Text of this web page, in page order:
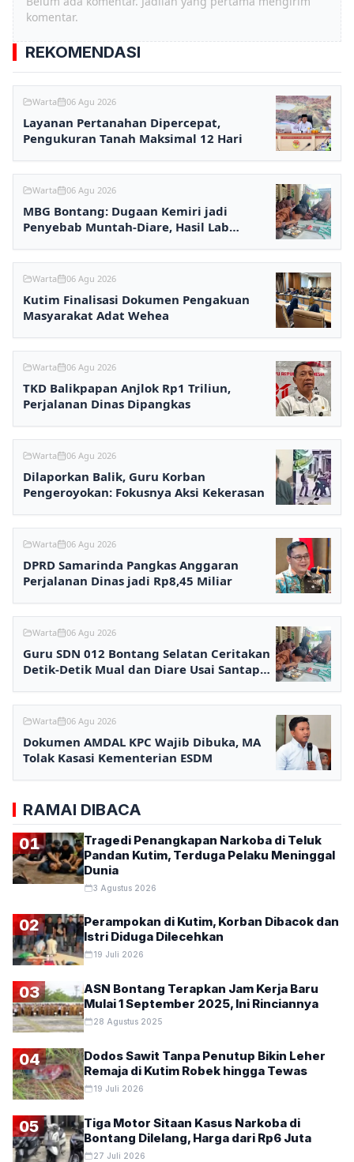
komentar.
REKOMENDASI
Warta 06 Agu 2026
Layanan Pertanahan Dipercepat,
Pengukuran Tanah Maksimal 12 Hari
Warta 06 Agu 2026
MBG Bontang: Dugaan Kemiri jadi
Penyebab Muntah-Diare, Hasil Lab
Warta 06 Agu 2026
Kutim Finalisasi Dokumen Pengakuan
Masyarakat Adat Wehea
Warta 06 Agu 2026
TKD Balikpapan Anjlok Rp1 Triliun,
Perjalanan Dinas Dipangkas
Warta 06 Agu 2026
Dilaporkan Balik, Guru Korban
Pengeroyokan: Fokusnya Aksi Kekerasan
Warta 06 Agu 2026
DPRD Samarinda Pangkas Anggaran
Perjalanan Dinas jadi Rp8,45 Miliar
Warta 06 Agu 2026
Guru SDN 012 Bontang Selatan Ceritakan
Detik-Detik Mual dan Diare Usai Santap
Warta 06 Agu 2026
Dokumen AMDAL KPC Wajib Dibuka, MA
Tolak Kasasi Kementerian ESDM
RAMAI DIBACA
01
Tragedi Penangkapan Narkoba di Teluk
Pandan Kutim, Terduga Pelaku Meninggal
Dunia
3 Agustus 2026
02
Perampokan di Kutim, Korban Dibacok dan
Istri Diduga Dilecehkan
19 Juli 2026
03
ASN Bontang Terapkan Jam Kerja Baru
Mulai 1 September 2025, Ini Rinciannya
28 Agustus 2025
04
Dodos Sawit Tanpa Penutup Bikin Leher
Remaja di Kutim Robek hingga Tewas
19 Juli 2026
05
Tiga Motor Sitaan Kasus Narkoba di
Bontang Dilelang, Harga dari Rp6 Juta
27 Juli 2026